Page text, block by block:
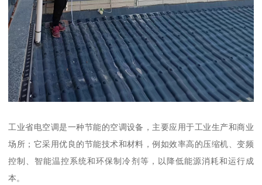
工业省电空调是一种节能的空调设备，主要应用于工业生产和商业
场所；它采用优良的节能技术和材料，例如效率高的压缩机、变频
控制、智能温控系统和环保制冷剂等，以降低能源消耗和运行成
本。